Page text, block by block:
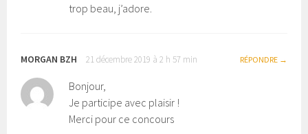
trop beau, j’adore.
MORGAN BZH 21 décembre 2019 à 2 h 57 min RÉPONDRE
Bonjour,
Je participe avec plaisir !
Merci pour ce concours